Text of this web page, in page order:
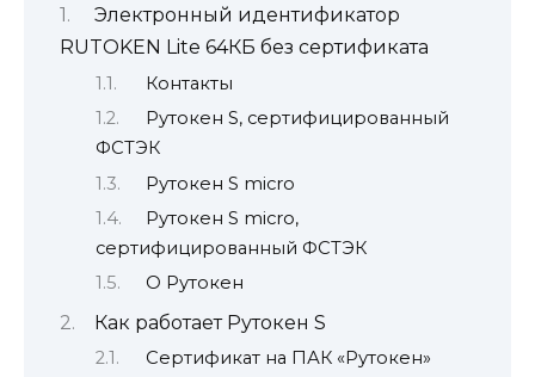
Электронный идентификатор
RUTOKEN Lite 64КБ без сертификата
Контакты
Рутокен S, сертифицированный
ФСТЭК
Рутокен S micro
Рутокен S micro,
сертифицированный ФСТЭК
О Рутокен
Как работает Рутокен S
Сертификат на ПАК «Рутокен»